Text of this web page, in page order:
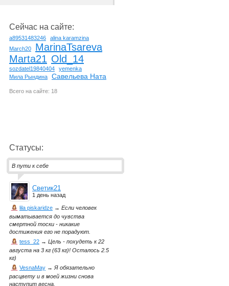
Сейчас на сайте:
a89531483246
alina karamzina
March20
MarinaTsareva
Marta21 Old_14
sozdatel19840404
yemenka
Мила Рындина
Савельева Ната
Всего на сайте: 18
Статусы:
В пути к себе
Светик21
1 день назад
lila piskaridze → Если человек
выматывается до чувства
смертной тоски - никакие
достижения его не порадуют.
tess_22 → Цель - похудеть к 22
августа на 3 кг (63 кг)! Осталось 2.5
кг)
VesnaMay →Я обязательно
расцвету и в моей жизни снова
наступит весна.